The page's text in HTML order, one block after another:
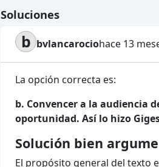
Soluciones
b bvlancarociohace 13
La opción correcta es:
b. Convencer a la audiencia
oportunidad. Así lo hizo
Solución bien
El propósito general del texto